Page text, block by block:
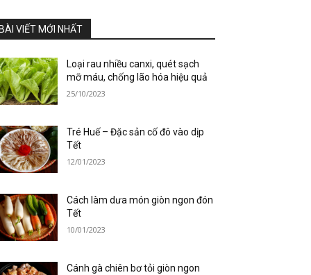
VIẾT MỚI NHẤT
Loại rau nhiều canxi, quét sạch
mỡ máu, chống lão hóa hiệu quả
25/10/2023
Tré Huế – Đặc sản cố đô vào dịp
Tết
12/01/2023
Cách làm dưa món giòn ngon đón
Tết
10/01/2023
Cánh gà chiên bơ tỏi giòn ngon